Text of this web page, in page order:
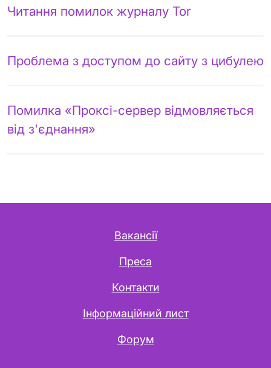
Читання помилок журналу Tor
Проблема з доступом до сайту з цибулею
Помилка «Проксі-сервер відмовляється
від з'єднання»
Вакансії
Преса
Контакти
Інформаційний лист
Форум